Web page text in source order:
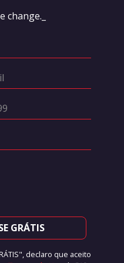
GRÁTIS
declaro que aceito